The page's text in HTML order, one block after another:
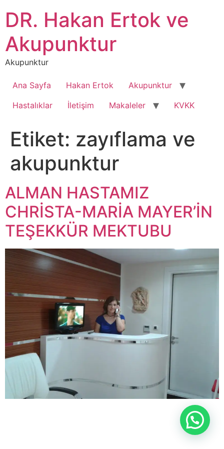
atlaDR. Hakan Ertok ve
Akupunktur
Akupunktur
Ana Sayfa Hakan Ertok
Akupunktur
Hastalıklar
İletişim Makaleler KVKK
Etiket: zayıflama ve
akupunktur
ALMAN HASTAMIZ
CHRİSTA-MARİA MAYER’İN
TEŞEKKÜR MEKTUBU